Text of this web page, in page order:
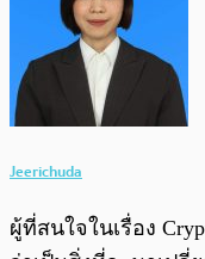
Jeerichuda
ผู้ที่สนใจในเรื่อง